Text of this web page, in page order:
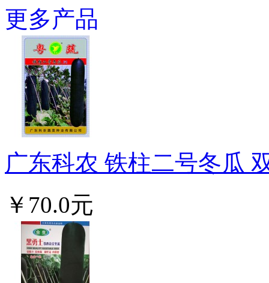
更多产品
广东科农 铁柱二号冬瓜
￥70.0元